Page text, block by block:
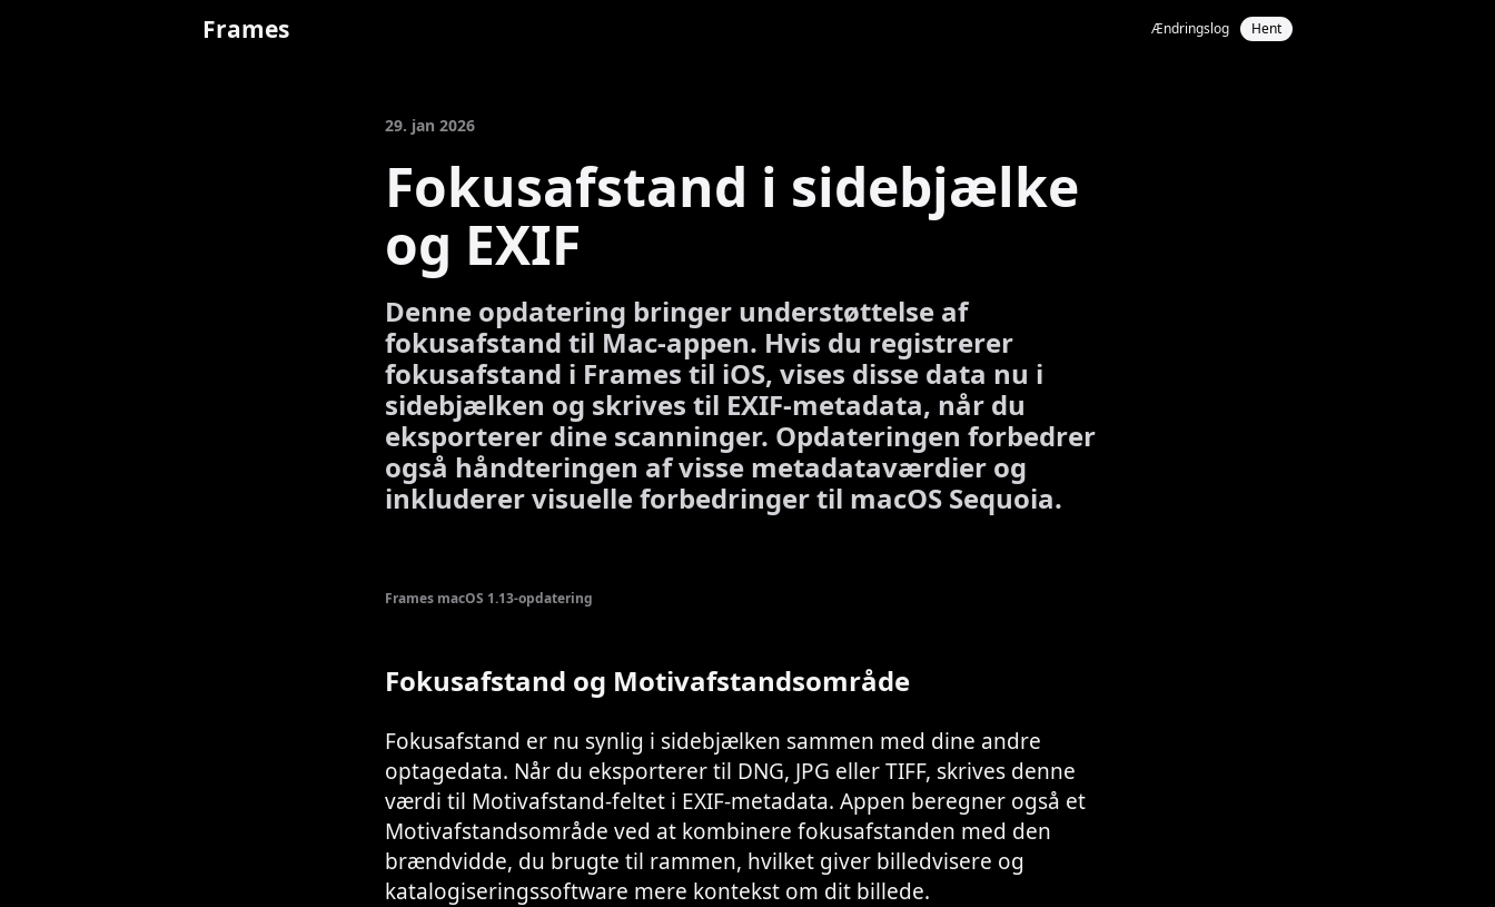
Frames Ændringslog Hent
29. jan 2026
Fokusafstand i sidebjælke
og EXIF
Denne opdatering bringer understøttelse af
fokusafstand til Mac-appen. Hvis du registrerer
fokusafstand i Frames til iOS, vises disse data nu i
sidebjælken og skrives til EXIF-metadata, når du
eksporterer dine scanninger. Opdateringen forbedrer
også håndteringen af visse metadataværdier og
inkluderer visuelle forbedringer til macOS Sequoia.
Frames macOS 1.13-opdatering
Fokusafstand og Motivafstandsområde
Fokusafstand er nu synlig i sidebjælken sammen med dine andre
optagedata. Når du eksporterer til DNG, JPG eller TIFF, skrives denne
værdi til Motivafstand-feltet i EXIF-metadata. Appen beregner også et
Motivafstandsområde ved at kombinere fokusafstanden med den
brændvidde, du brugte til rammen, hvilket giver billedvisere og
katalogiseringssoftware mere kontekst om dit billede.